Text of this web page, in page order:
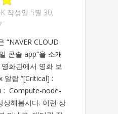
작성일 5월 30,
“NAVER CLOUD
콘솔 app“을 소개
화관에서 영화 보
알람 “[Critical] :
: Compute-node-
상해봅시다. 이런 상